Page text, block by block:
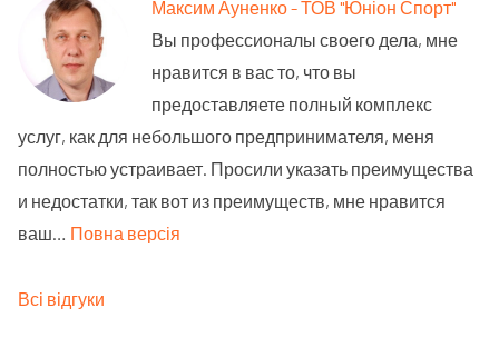
Максим Ауненко - ТОВ "Юніон Спорт"
Вы профессионалы своего дела, мне
нравится в вас то, что вы
предоставляете полный комплекс
услуг, как для небольшого предпринимателя, меня
полностью устраивает. Просили указать преимущества
и недостатки, так вот из преимуществ, мне нравится
ваш… Повна версія
Всі відгуки